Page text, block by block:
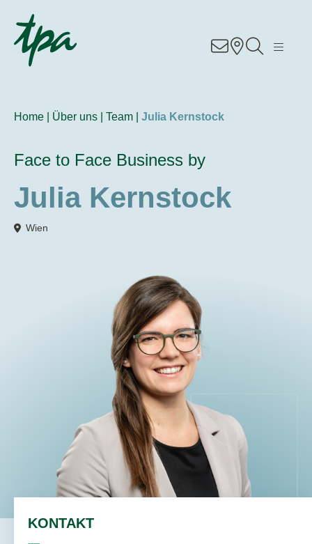
Knowhow
Branchen
Über Uns
Karriere
Home | Über uns | Team | Julia Kernstock
Face to Face Business by
Julia Kernstock
Wien
KONTAKT